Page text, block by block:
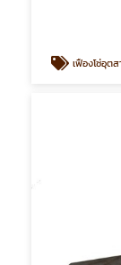
เฟืองโซ่อุต